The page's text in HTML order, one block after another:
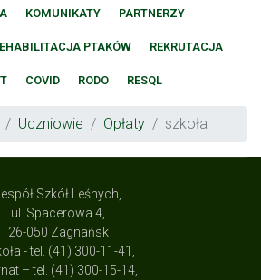
KOMUNIKATY PARTNERZY
PTAKÓW REKRUTACJA
COVID RODO RESQL
Uczniowie Opłaty szkoła
Szkół Leśnych,
ul. Spacerowa 4,
26-050 Zagnańsk
- tel. (41) 300-11-41,
– tel. (41) 300-15-14,